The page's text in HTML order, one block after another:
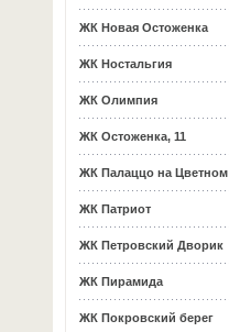
ЖК Новая Остоженка
ЖК Ностальгия
ЖК Олимпия
ЖК Остоженка, 11
ЖК Палаццо на Цветном
ЖК Патриот
ЖК Петровский Дворик
ЖК Пирамида
ЖК Покровский берег